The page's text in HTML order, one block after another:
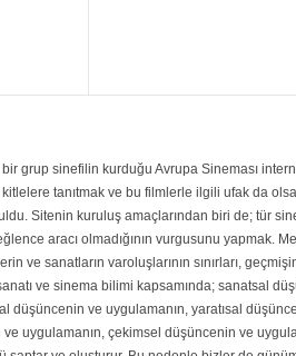
grup sinefilin kurduğu Avrupa Sineması
tanıtmak ve bu filmlerle ilgili ufak da olsa
Sitenin kuruluş amaçlarından biri de; tür
aracı olmadığının vurgusunu yapmak.
ve sanatların varoluşlarının sınırları,
ve sinema bilimi kapsamında; sanatsal
düşüncenin ve uygulamanın, yaratısal
uygulamanın, çekimsel düşüncenin ve